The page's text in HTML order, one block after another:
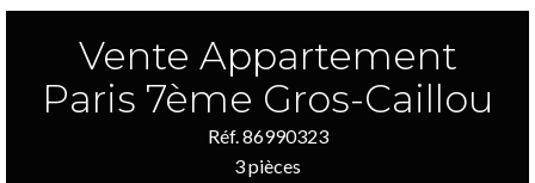
Vente Appartement
Paris 7ème Gros-Caillou
Réf. 86990323
3 pièces